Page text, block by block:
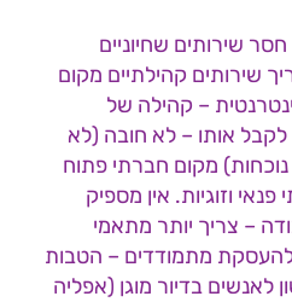
שירותים שחיוניים
שירותים קהילתיים מקום
– קהילה של
לקבל אותו – לא חובה (לא
מקום חברתי פתוח
פנאי וזוגיות. אין מספיק
– צריך יותר מתאמי
מתמודדים – הטבות
לאנשים בדיור מוגן (אפליה